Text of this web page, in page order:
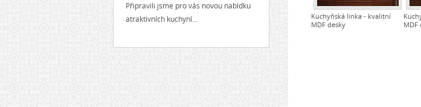
Kuchyňská linka - kvalitní
MDF desky
MDF
Připravili jsme pro vás novou nabídku
atraktivních kuchyní...